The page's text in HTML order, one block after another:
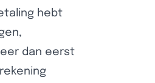
hebt
dan eerst